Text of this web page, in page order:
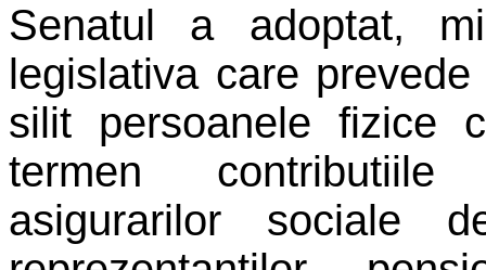
Senatul a adoptat,
legislativa care
silit persoanele fizice
termen
asigurarilor sociale